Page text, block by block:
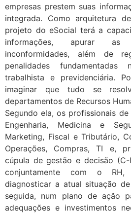
empresas prestem suas
integrada. Como arquitetura
projeto do eSocial terá a
informações, apurar as
inconformidades, além de
penalidades
trabalhista e previdenciária.
imaginar que tudo se
departamentos de Recursos
Segundo ela, os profissionais
Engenharia, Medicina e
Marketing, Fiscal e Tributário,
Operações, Compras, TI e,
cúpula de gestão e decisão
conjuntamente com o RH,
diagnosticar a atual situação
seguida, num plano de ação
adequações e investimentos